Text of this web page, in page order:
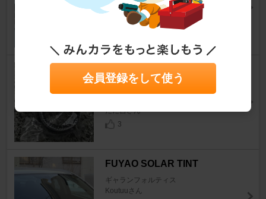
ギャランフォルティス
もやし_さん
三菱自動車(純正) マフラーガス
ケット
ただ吉さん
3
FUYAO SOLAR TINT
ギャランフォルティス
Koutuuさん
会員登録をして使う